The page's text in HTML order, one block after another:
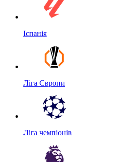
Іспанія
Ліга Європи
Ліга чемпіонів